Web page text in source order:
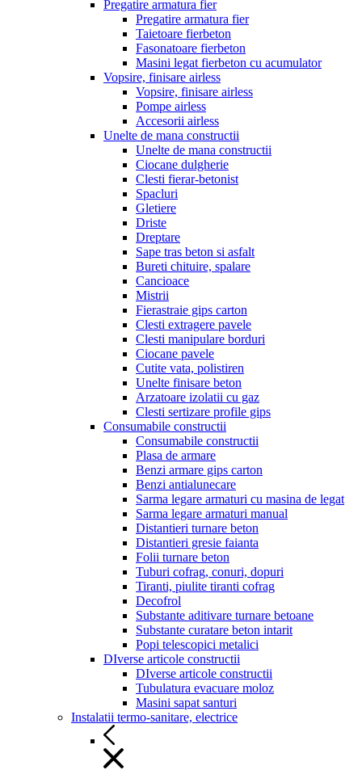
Pregatire armatura fier
Pregatire armatura fier
Taietoare fierbeton
Fasonatoare fierbeton
Masini legat fierbeton cu acumulator
Vopsire, finisare airless
Vopsire, finisare airless
Pompe airless
Accesorii airless
Unelte de mana constructii
Unelte de mana constructii
Ciocane dulgherie
Clesti fierar-betonist
Spacluri
Gletiere
Driste
Dreptare
Sape tras beton si asfalt
Bureti chituire, spalare
Cancioace
Mistrii
Fierastraie gips carton
Clesti extragere pavele
Clesti manipulare borduri
Ciocane pavele
Cutite vata, polistiren
Unelte finisare beton
Arzatoare izolatii cu gaz
Clesti sertizare profile gips
Consumabile constructii
Consumabile constructii
Plasa de armare
Benzi armare gips carton
Benzi antialunecare
Sarma legare armaturi cu masina de legat
Sarma legare armaturi manual
Distantieri turnare beton
Distantieri gresie faianta
Folii turnare beton
Tuburi cofrag, conuri, dopuri
Tiranti, piulite tiranti cofrag
Decofrol
Substante aditivare turnare betoane
Substante curatare beton intarit
Popi telescopici metalici
DIverse articole constructii
DIverse articole constructii
Tubulatura evacuare moloz
Masini sapat santuri
Instalatii termo-sanitare, electrice